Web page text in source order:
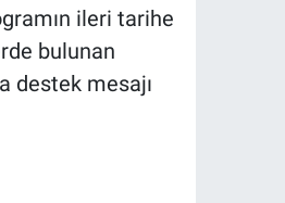
ileri tarihe
bulunan
destek mesajı